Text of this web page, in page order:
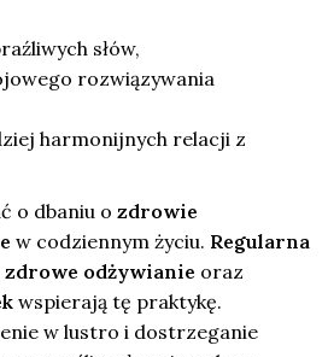
słów,
rozwiązywania
harmonijnych relacji z
o dbaniu o zdrowie
w codziennym życiu. Regularna
zdrowe odżywianie oraz
wspierają tę praktykę.
w lustro i dostrzeganie